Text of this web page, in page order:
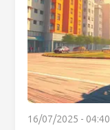
16/07/2025 - 04:40